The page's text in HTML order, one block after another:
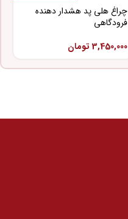
چراغ هلی پد هشدار دهنده
فرودگاهی
3,450,000 تومان